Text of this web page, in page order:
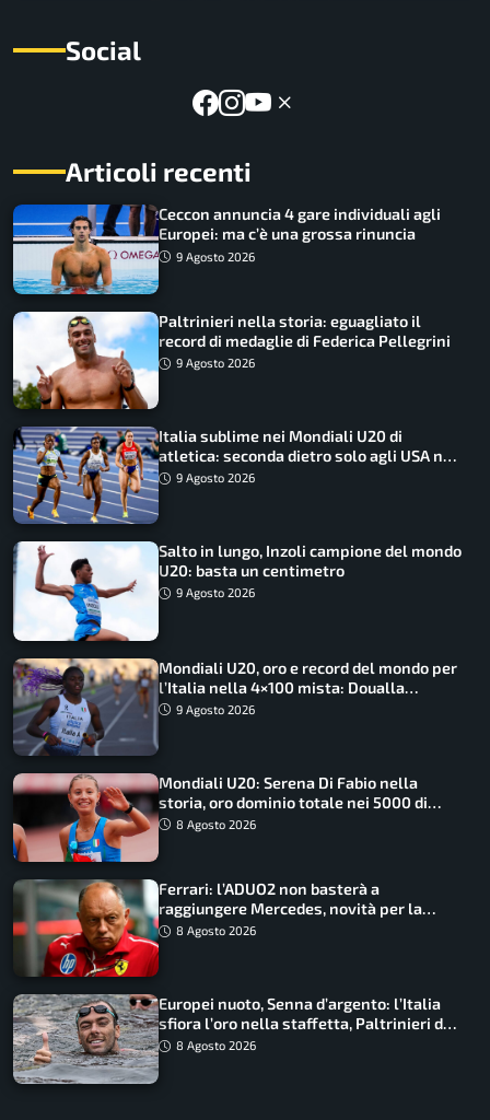
Social
Articoli recenti
Ceccon annuncia 4 gare individuali agli
Europei: ma c’è una grossa rinuncia
9 Agosto 2026
Paltrinieri nella storia: eguagliato il
record di medaglie di Federica Pellegrini
9 Agosto 2026
Italia sublime nei Mondiali U20 di
atletica: seconda dietro solo agli USA nel
medagliere
9 Agosto 2026
Salto in lungo, Inzoli campione del mondo
U20: basta un centimetro
9 Agosto 2026
Mondiali U20, oro e record del mondo per
l’Italia nella 4×100 mista: Doualla
straordinaria
9 Agosto 2026
Mondiali U20: Serena Di Fabio nella
storia, oro dominio totale nei 5000 di
marcia
8 Agosto 2026
Ferrari: l’ADUO2 non basterà a
raggiungere Mercedes, novità per la
Macarena
8 Agosto 2026
Europei nuoto, Senna d’argento: l’Italia
sfiora l’oro nella staffetta, Paltrinieri da
urlo, il bilancio azzurro
8 Agosto 2026